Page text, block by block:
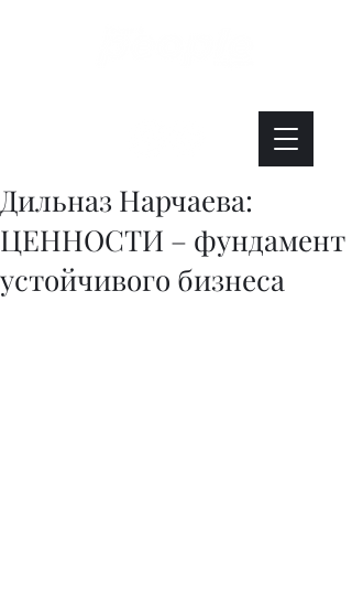
Дильназ Нарчаева:
ЦЕННОСТИ – фундамент
устойчивого бизнеса